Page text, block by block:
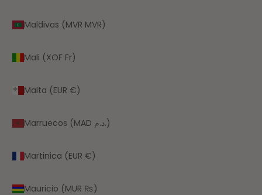
Maldivas (MVR MVR)
Mali (XOF Fr)
Malta (EUR €)
Marruecos (MAD د.م.)
Martinica (EUR €)
Mauricio (MUR ₨)